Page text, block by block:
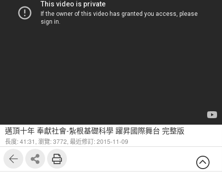
邁頂十年 奉獻社會-紮根基礎科學 躍昇國際舞台 完整版
長度: 41:31, 瀏覽: 3772, 最近修訂: 2015-11-09